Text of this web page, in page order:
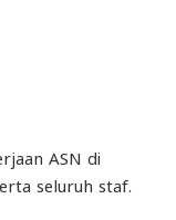
ASN di
seluruh staf.